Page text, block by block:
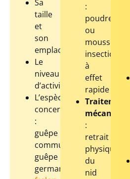
Sa
taille
et
son
emplacement
Le
niveau
d’activité
L’espèce
concernée
:
guêpe
commune,
guêpe
germanique,
:
poudre
ou
mousse
insecticide
à
effet
rapide
Traitement
mécanique
:
retrait
physique
du
nid